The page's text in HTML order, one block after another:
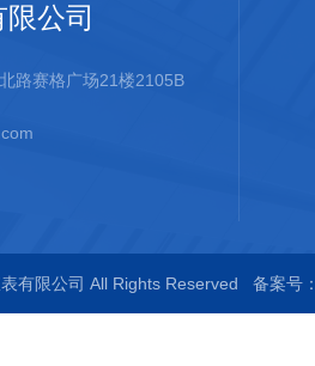
公司
路赛格广场21楼2105B
有限公司 All Rights Reserved 备案号